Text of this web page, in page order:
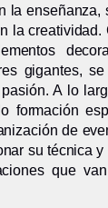
la enseñanza,
la creatividad.
gigantes,
A lo
formación
de
su técnica
que